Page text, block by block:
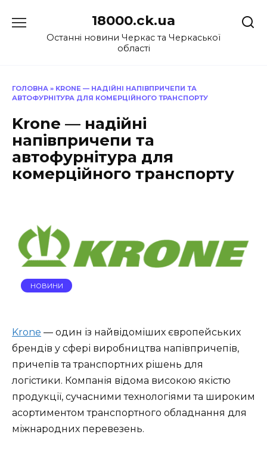
до
18000.ck.ua
Останні новини Черкас та Черкаської
області
ГОЛОВНА » KRONE — НАДІЙНІ НАПІВПРИЧЕПИ ТА
АВТОФУРНІТУРА ДЛЯ КОМЕРЦІЙНОГО ТРАНСПОРТУ
Krone — надійні
напівпричепи та
автофурнітура для
комерційного транспорту
НОВИНИ
Krone — один із найвідоміших європейських
брендів у сфері виробництва напівпричепів,
причепів та транспортних рішень для
логістики. Компанія відома високою якістю
продукції, сучасними технологіями та широким
асортиментом транспортного обладнання для
міжнародних перевезень.